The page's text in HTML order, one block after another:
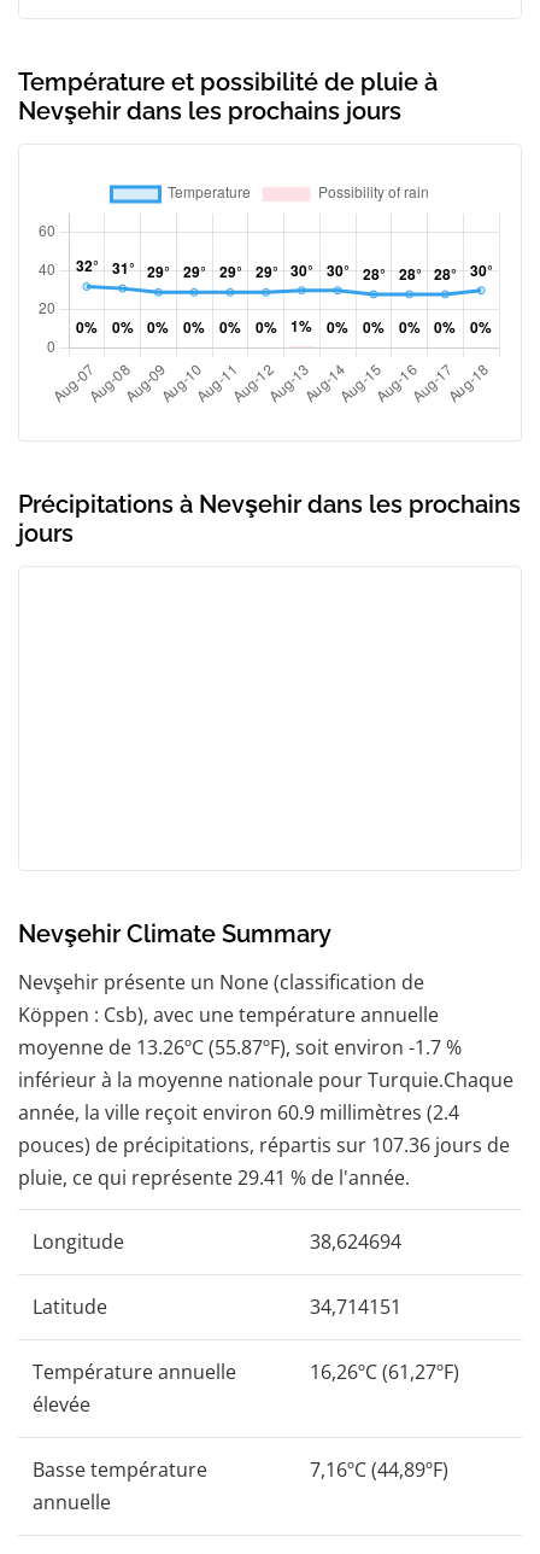
Température et possibilité de pluie à
Nevşehir dans les prochains jours
Précipitations à Nevşehir dans les prochains
jours
Nevşehir Climate Summary
Nevşehir présente un None (classification de
Köppen : Csb), avec une température annuelle
moyenne de 13.26ºC (55.87ºF), soit environ -1.7 %
inférieur à la moyenne nationale pour Turquie.Chaque
année, la ville reçoit environ 60.9 millimètres (2.4
pouces) de précipitations, répartis sur 107.36 jours de
pluie, ce qui représente 29.41 % de l'année.
Longitude 38,624694
Latitude 34,714151
Température annuelle
élevée
16,26ºC (61,27ºF)
Basse température
annuelle
7,16ºC (44,89ºF)